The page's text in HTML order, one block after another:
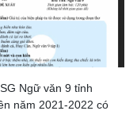
Ngữ văn 9 tỉnh
năm 2021-2022 có